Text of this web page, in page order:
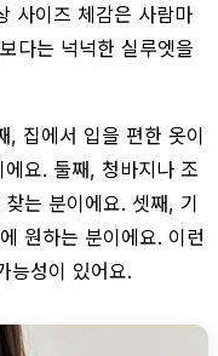
사이즈 체감은 사람마
다는 넉넉한 실루엣을
, 집에서 입을 편한 옷이
요. 둘째, 청바지나 조
는 분이에요. 셋째, 기
원하는 분이에요. 이런
능성이 있어요.